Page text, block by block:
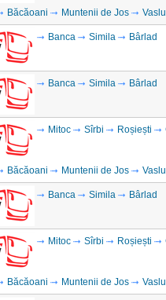
Băcăoani Muntenii de Jos
Banca Simila Bârlad
Banca Simila Bârlad
Mitoc Sîrbi Roșiești
Băcăoani Muntenii de Jos
Banca Simila Bârlad
Mitoc Sîrbi Roșiești
Băcăoani Muntenii de Jos